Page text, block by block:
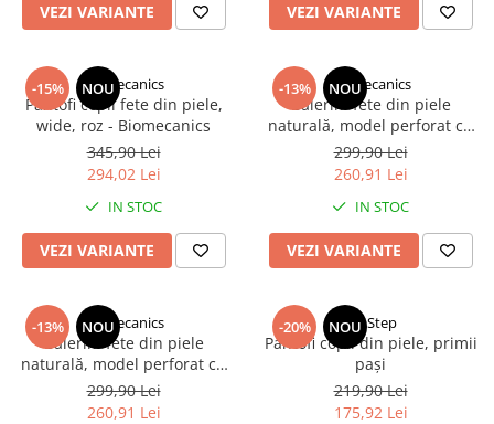
VEZI VARIANTE VEZI VARIANTE
-15% NOU
Biomecanics
Pantofi copii fete din piele,
wide, roz - Biomecanics
345,90 Lei
294,02 Lei
IN STOC
VEZI VARIANTE
-13% NOU
Biomecanics
Balerini fete din piele
naturală, model perforat cu
steluțe, galben pal -
Biomecanics
299,90 Lei
260,91 Lei
IN STOC
VEZI VARIANTE
-13% NOU
Biomecanics
Balerini fete din piele
naturală, model perforat cu
steluțe, roz pal - Biomecanics
299,90 Lei
260,91 Lei
-20% NOUDD Step
Pantofi copii din piele, primii
pași
219,90 Lei
175,92 Lei